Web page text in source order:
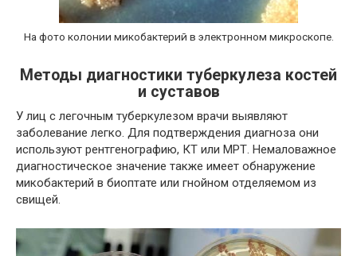
На фото колонии микобактерий в электронном микроскопе.
Методы диагностики туберкулеза костей
и суставов
У лиц с легочным туберкулезом врачи выявляют
заболевание легко. Для подтверждения диагноза они
используют рентгенографию, КТ или МРТ. Немаловажное
диагностическое значение также имеет обнаружение
микобактерий в биоптате или гнойном отделяемом из
свищей.